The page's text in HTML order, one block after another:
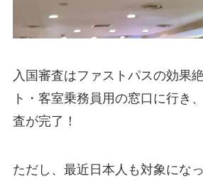
入国審査はファストパスの効果
ト・客室乗務員用の窓口に行き
査が完了！
ただし、最近日本人も対象にな